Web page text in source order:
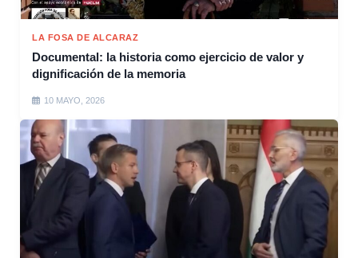
LA FOSA DE ALCARAZ
Documental: la historia como ejercicio de valor y
dignificación de la memoria
10 MAYO, 2026